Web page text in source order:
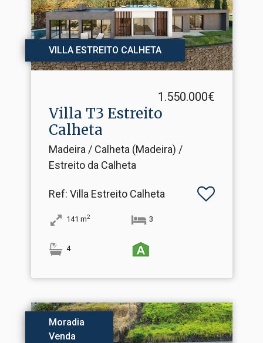
VILLA ESTREITO CALHETA
1.550.000€
Villa T3 Estreito
Calheta
Madeira / Calheta (Madeira) /
Estreito da Calheta
Ref: Villa Estreito Calheta
141 m2 3
4
Moradia
Venda